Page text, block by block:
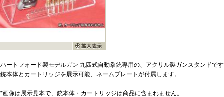
ハートフォード製モデルガン 九四式自動拳銃専用の、アクリル製ガンスタンドで
銃本体とカートリッジを展示可能、ネームプレートが付属します。
*画像は展示見本で、銃本体・カートリッジは商品に含まれません。